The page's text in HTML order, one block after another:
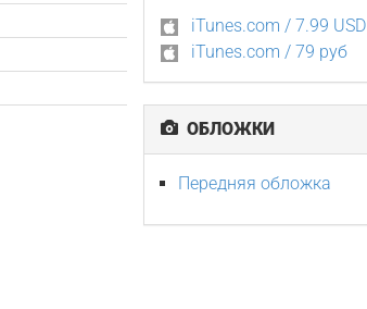
iTunes.com / 7.99 USD
iTunes.com / 79 руб
ОБЛОЖКИ
Передняя обложка